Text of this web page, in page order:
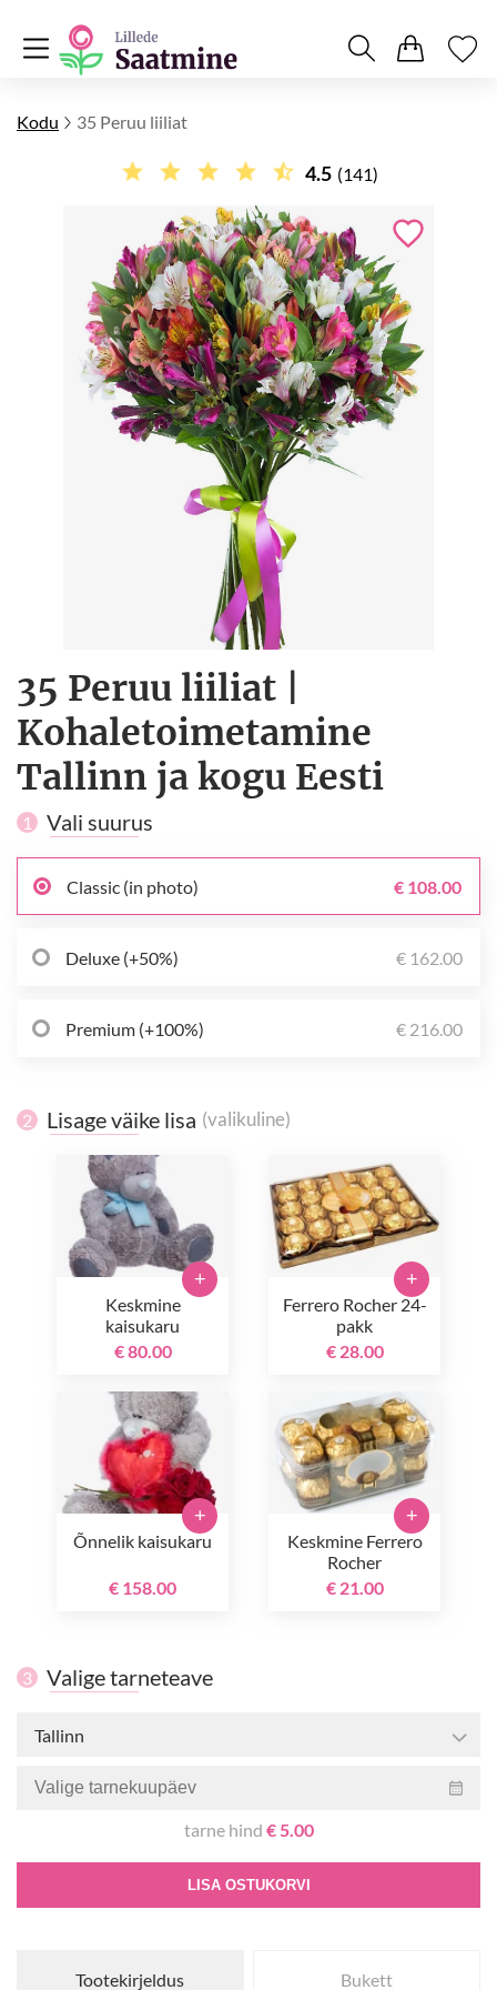
Kodu 35 Peruu liiliat
4.5 (141)
35 Peruu liiliat |
Kohaletoimetamine
Tallinn ja kogu Eesti
1 Vali suurus
Classic (in photo) € 108.00
Deluxe (+50%) € 162.00
Premium (+100%) € 216.00
2 Lisage väike lisa (valikuline)
Keskmine
kaisukaru
€ 80.00
+
Ferrero Rocher 24-
pakk
€ 28.00
+
Õnnelik kaisukaru
€ 158.00
+
Keskmine Ferrero
Rocher
€ 21.00
+
3 Valige tarneteave
Tallinn
tarne hind € 5.00
LISA OSTUKORVI
Tootekirjeldus Bukett